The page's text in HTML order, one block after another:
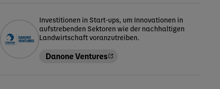
Investitionen in Start-ups, um Innovationen in
aufstrebenden Sektoren wie der nachhaltigen
Landwirtschaft voranzutreiben.
Danone Ventures